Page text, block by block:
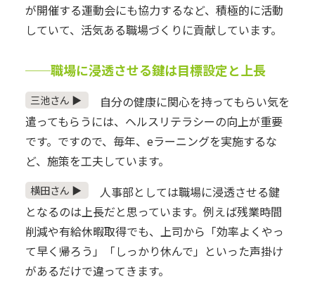
が開催する運動会にも協力するなど、積極的に活動
していて、活気ある職場づくりに貢献しています。
──職場に浸透させる鍵は目標設定と上長
三池さん ▶
自分の健康に関心を持ってもらい気を
遣ってもらうには、ヘルスリテラシーの向上が重要
です。ですので、毎年、eラーニングを実施するな
ど、施策を工夫しています。
横田さん ▶
人事部としては職場に浸透させる鍵
となるのは上長だと思っています。例えば残業時間
削減や有給休暇取得でも、上司から「効率よくやっ
て早く帰ろう」「しっかり休んで」といった声掛け
があるだけで違ってきます。